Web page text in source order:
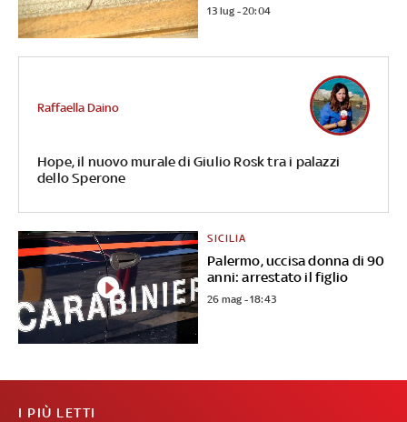
13 lug - 20:04
Hope, il nuovo murale di Giulio Rosk tra i palazzi
dello Sperone
Raffaella Daino
Palermo, uccisa donna di 90
anni: arrestato il figlio
SICILIA
26 mag - 18:43
I PIÙ LETTI